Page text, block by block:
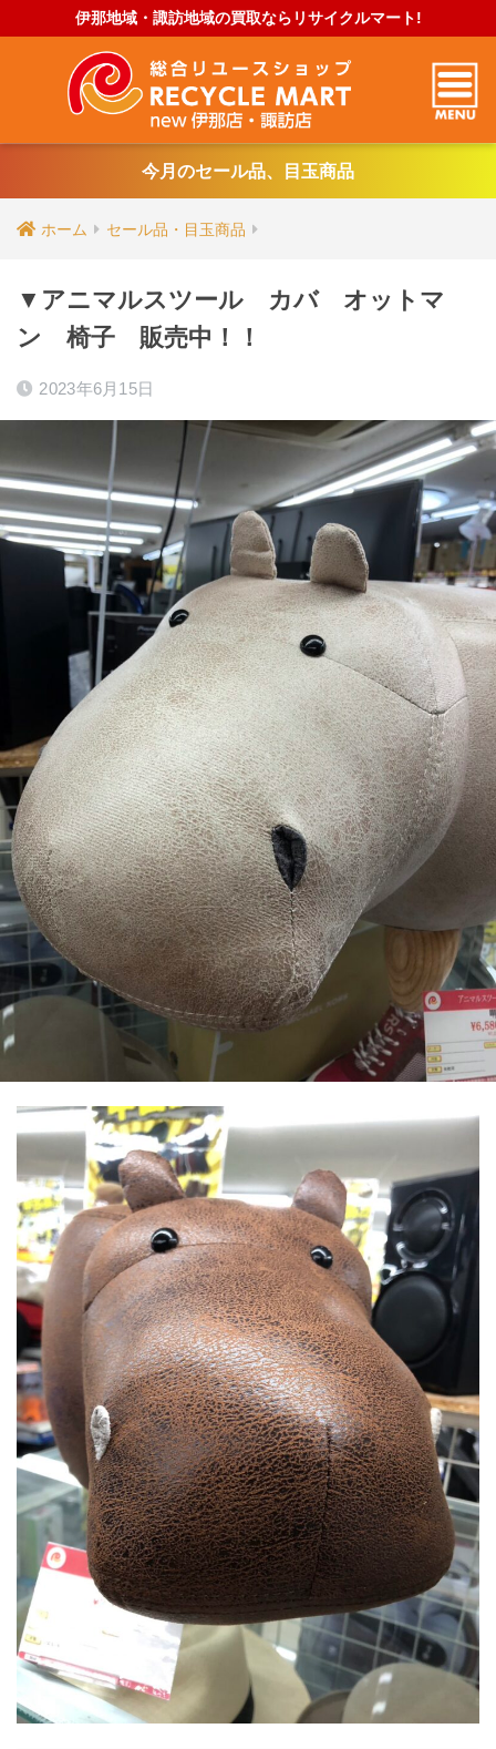
伊那地域・諏訪地域の買取ならリサイクルマート!
今月のセール品、目玉商品
ホーム セール品・目玉商品
▼アニマルスツール カバ オットマ
ン 椅子 販売中！！
2023年6月15日